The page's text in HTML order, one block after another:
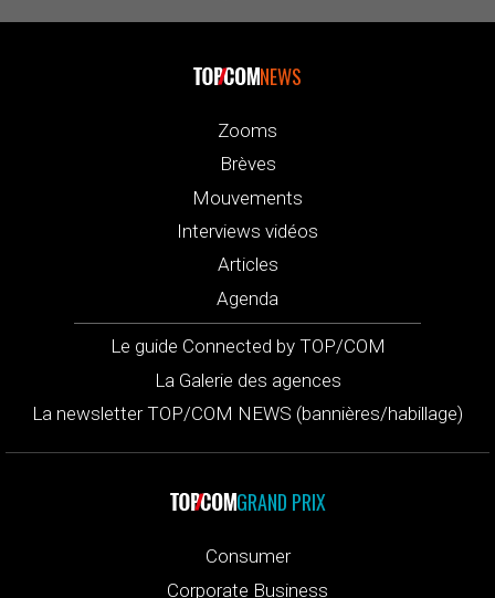
NEWS
Zooms
Brèves
Mouvements
Interviews vidéos
Articles
Agenda
Le guide Connected by TOP/COM
La Galerie des agences
La newsletter TOP/COM NEWS (bannières/habillage)
GRAND PRIX
Consumer
Corporate Business